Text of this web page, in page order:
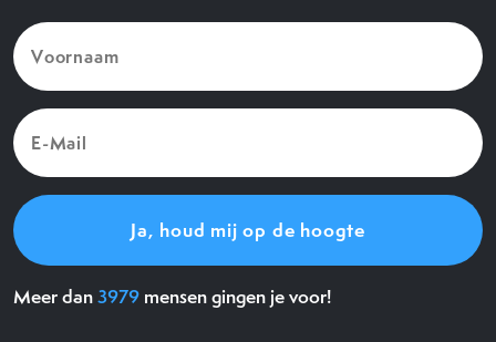
Voornaam
(Vereist)
E-
Mail
(Vereist)
Meer dan3979 mensen gingen je voor!